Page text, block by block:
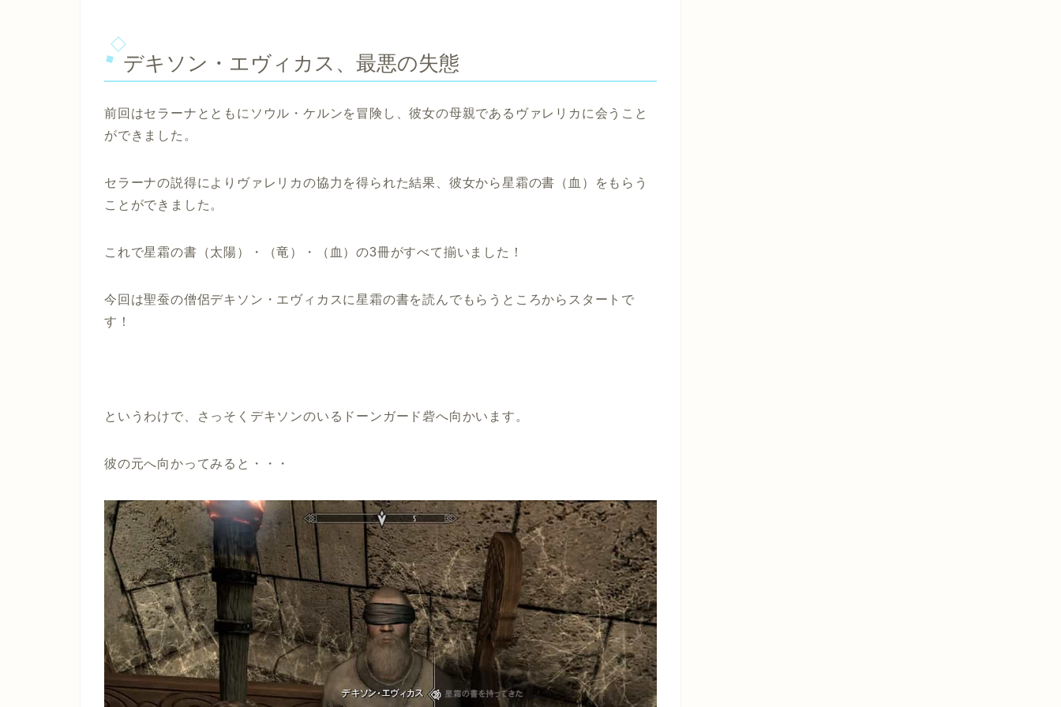
デキソン・エヴィカス、最悪の失態
前回はセラーナとともにソウル・ケルンを冒険し、彼女の母親であるヴァレリカに会うこと
ができました。
セラーナの説得によりヴァレリカの協力を得られた結果、彼女から星霜の書（血）をもらう
ことができました。
これで星霜の書（太陽）・（竜）・（血）の3冊がすべて揃いました！
今回は聖蚕の僧侶デキソン・エヴィカスに星霜の書を読んでもらうところからスタートで
す！
というわけで、さっそくデキソンのいるドーンガード砦へ向かいます。
彼の元へ向かってみると・・・